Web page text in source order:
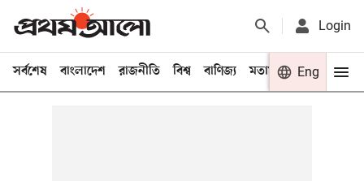
Login
সর্বশেষ বাংলাদেশ রাজনীতি বিশ্ব বাণিজ্য মতামত খেলা
Eng